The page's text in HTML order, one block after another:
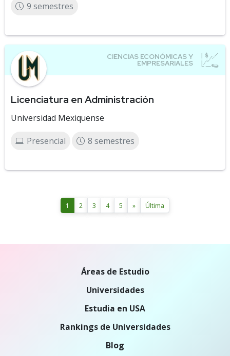
9 semestres
Licenciatura en Administración
Universidad Mexiquense
Presencial 8 semestres
1 2 3 4 5 » Última
Áreas de Estudio
Universidades
Estudia en USA
Rankings de Universidades
Blog